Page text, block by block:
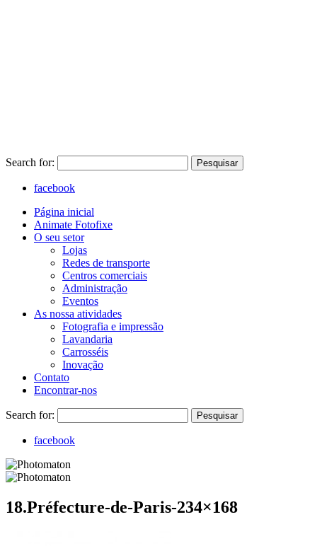
Search for: Pesquisar
facebook
Página inicial
Animate Fotofixe
O seu setor
Lojas
Redes de transporte
Centros comerciais
Administração
Eventos
As nossa atividades
Fotografia e impressão
Lavandaria
Carrosséis
Inovação
Contato
Encontrar-nos
Search for: Pesquisar
facebook
18.Préfecture-de-Paris-234×168